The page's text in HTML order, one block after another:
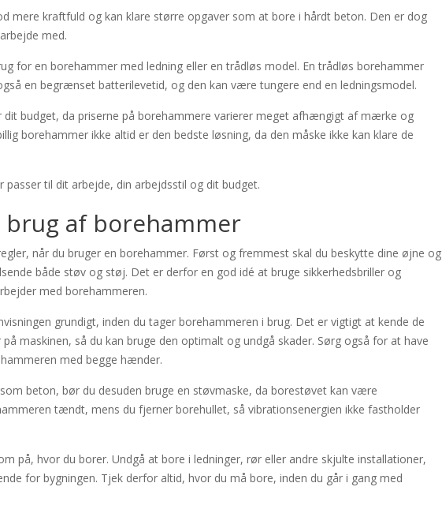
mere kraftfuld og kan klare større opgaver som at bore i hårdt beton. Den er dog
med.
for en borehammer med ledning eller en trådløs model. En trådløs borehammer
en begrænset batterilevetid, og den kan være tungere end en ledningsmodel.
budget, da priserne på borehammere varierer meget afhængigt af mærke og
borehammer ikke altid er den bedste løsning, da den måske ikke kan klare de
til dit arbejde, din arbejdsstil og dit budget.
brug af borehammer
når du bruger en borehammer. Først og fremmest skal du beskytte dine øjne og
både støv og støj. Det er derfor en god idé at bruge sikkerhedsbriller og
med borehammeren.
grundigt, inden du tager borehammeren i brug. Det er vigtigt at kende de
maskinen, så du kan bruge den optimalt og undgå skader. Sørg også for at have
med begge hænder.
beton, bør du desuden bruge en støvmaske, da borestøvet kan være
tændt, mens du fjerner borehullet, så vibrationsenergien ikke fastholder
på, hvor du borer. Undgå at bore i ledninger, rør eller andre skjulte installationer,
for bygningen. Tjek derfor altid, hvor du må bore, inden du går i gang med